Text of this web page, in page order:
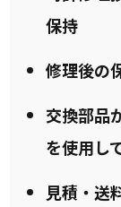
保持
修理後の
交換部品
を使用し
見積・送